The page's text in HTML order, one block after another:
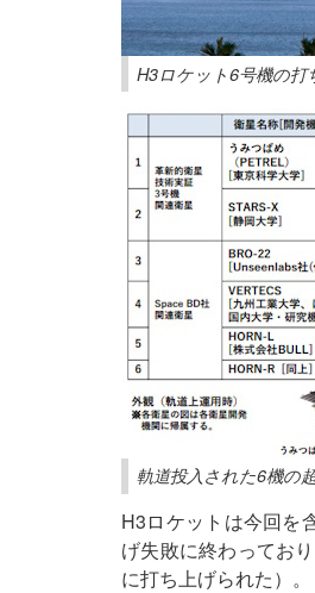
H3ロケット6号機の打
軌道投入された6機の
H3ロケットは今回を
げ失敗に終わってお
に打ち上げられた）。